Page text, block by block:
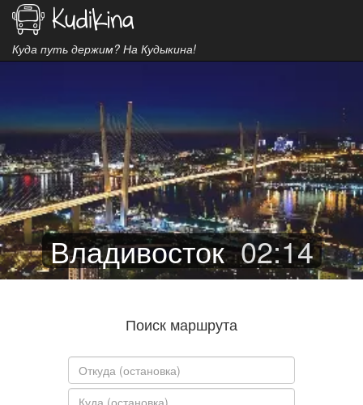
Куда путь держим? На Кудыкина!
Владивосток 02:14
Поиск маршрута